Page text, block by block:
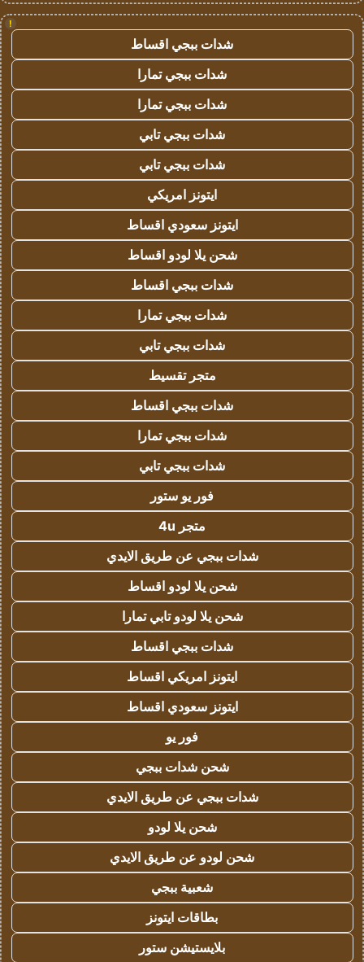
!
شدات ببجي اقساط
شدات ببجي تمارا
شدات ببجي تمارا
شدات ببجي تابي
شدات ببجي تابي
ايتونز امريكي
ايتونز سعودي اقساط
شحن يلا لودو اقساط
شدات ببجي اقساط
شدات ببجي تمارا
شدات ببجي تابي
متجر تقسيط
شدات ببجي اقساط
شدات ببجي تمارا
شدات ببجي تابي
فور يو ستور
متجر 4u
شدات ببجي عن طريق الايدي
شحن يلا لودو اقساط
شحن يلا لودو تابي تمارا
شدات ببجي اقساط
ايتونز امريكي اقساط
ايتونز سعودي اقساط
فور يو
شحن شدات ببجي
شدات ببجي عن طريق الايدي
شحن يلا لودو
شحن لودو عن طريق الايدي
شعبية ببجي
بطاقات ايتونز
بلايستيشن ستور